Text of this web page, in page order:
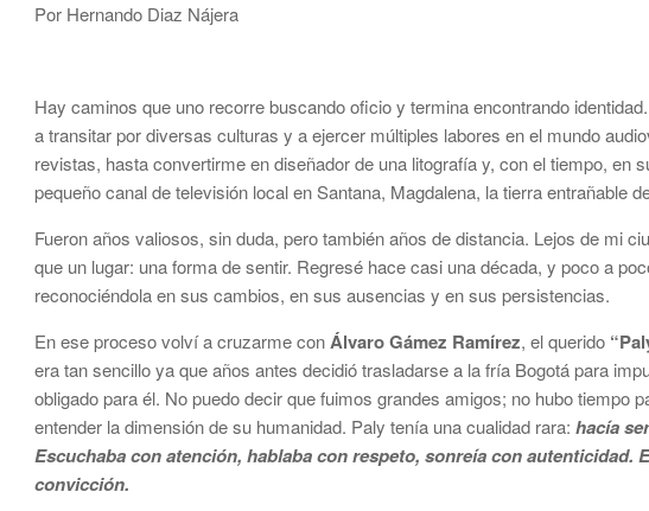
Por Hernando Diaz Nájera
Hay caminos que uno recorre buscando oficio y termina encontrando
a transitar por diversas culturas y a ejercer múltiples labores en el mundo
revistas, hasta convertirme en diseñador de una litografía y, con el tiempo, en
pequeño canal de televisión local en Santana, Magdalena, la tierra entrañable
Fueron años valiosos, sin duda, pero también años de distancia. Lejos de mi
que un lugar: una forma de sentir. Regresé hace casi una década, y poco a
reconociéndola en sus cambios, en sus ausencias y en sus persistencias.
En ese proceso volví a cruzarme conÁlvaro Gámez Ramírez, el querido
era tan sencillo ya que años antes decidió trasladarse a la fría Bogotá para
obligado para él. No puedo decir que fuimos grandes amigos; no hubo tiempo
entender la dimensión de su humanidad. Paly tenía una cualidad rara: hacía
Escuchaba con atención, hablaba con respeto, sonreía con autenticidad.
convicción.